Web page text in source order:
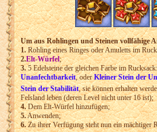
Um aus Rohlingen und Steinen vollfähige
1.Rohling eines Ringes oder Amuletts im
2.Elt-Würfel;
3.5 Edelsteine der gleichen Farbe im
Unanfechtbarkeit, oderKleiner Stein der
Stein der Stabilität, sie könnenerhalten
Felsland leben (deren Level nicht unter 16 ist);
4.Dem Elt-Würfel hinzufügen;
5.Anwenden;
6.Zu ihrer Verfügung steht nun ein mächtiger